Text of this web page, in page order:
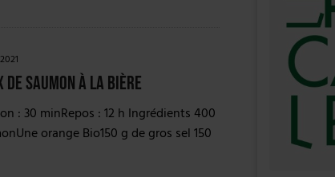
saumon à la bière
: 30 minRepos : 12 h Ingrédients 400
orange Bio150 g de gros sel 150